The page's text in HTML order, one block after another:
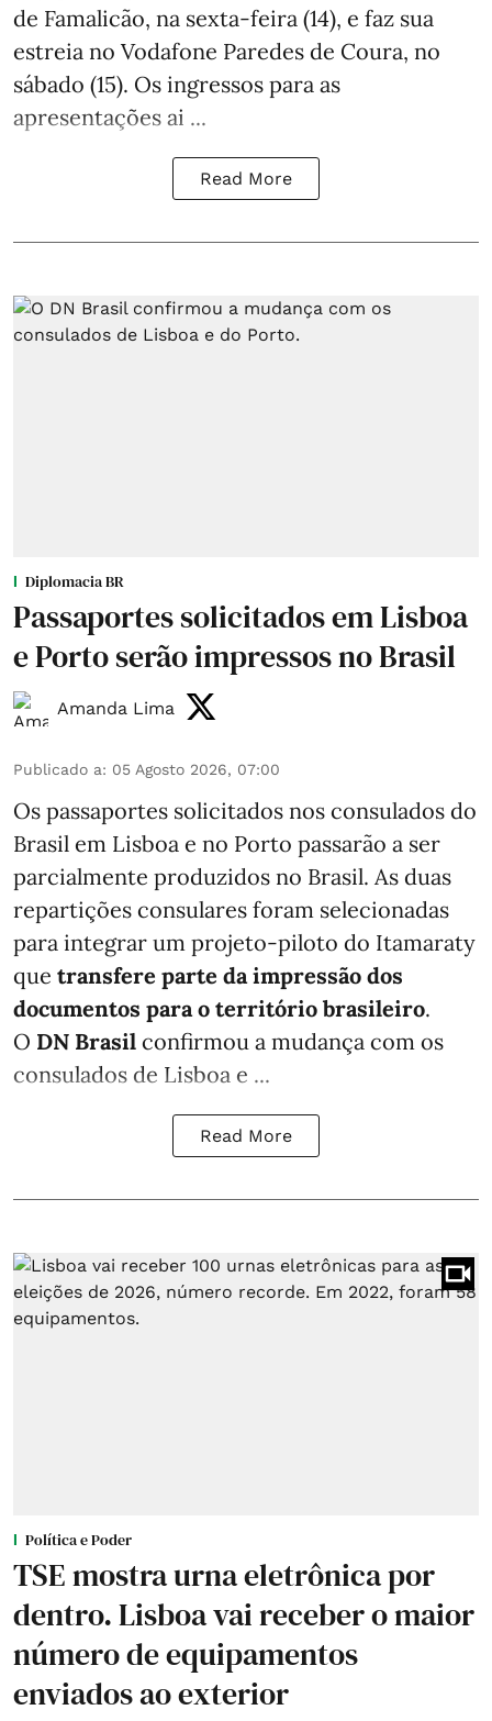
de Famalicão, na sexta-feira (14), e faz sua
estreia no Vodafone Paredes de Coura, no
sábado (15). Os ingressos para as
apresentações ai ...
Read More
Diplomacia BR
Passaportes solicitados em Lisboa
e Porto serão impressos no Brasil
Amanda Lima
Publicado a: 05 Agosto 2026, 07:00
Os passaportes solicitados nos consulados do
Brasil em Lisboa e no Porto passarão a ser
parcialmente produzidos no Brasil. As duas
repartições consulares foram selecionadas
para integrar um projeto-piloto do Itamaraty
que transfere parte da impressão dos
documentos para o território brasileiro.
O DN Brasil confirmou a mudança com os
consulados de Lisboa e ...
Read More
Política e Poder
TSE mostra urna eletrônica por
dentro. Lisboa vai receber o maior
número de equipamentos
enviados ao exterior